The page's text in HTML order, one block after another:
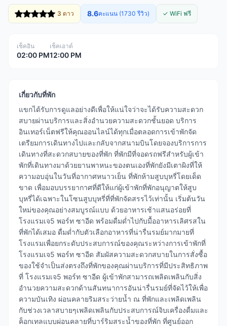
3 ดาว 8.6คะแนน (1730 รีวิว) ✓ WiFi ฟรี
เช็คอิน
02:00 PM
เช็คเอาต์
12:00 PM
เกี่ยวกับที่พัก
แขกได้รับการดูแลอย่างดีเพื่อให้แน่ใจว่าจะได้รับความสะดวก
สบายผ่านบริการและสิ่งอำนวยความสะดวกชั้นยอด บริการ
อินเทอร์เน็ตฟรีให้คุณออนไลน์ได้ทุกเมื่อตลอดการเข้าพักจัด
เตรียมการเดินทางไปและกลับจากสนามบินโดยจองบริการการ
เดินทางที่สะดวกสบายของที่พัก ที่พักมีที่จอดรถฟรีสำหรับผู้เข้า
พักที่เดินทางมาด้วยยานพาหนะของตนเองที่พักยังมีเตาผิงที่ให้
ความอบอุ่นในวันที่อากาศหนาวเย็น ที่พักห้ามสูบบุหรี่โดยเด็ด
ขาด เพื่อมอบบรรยากาศที่ดีให้แก่ผู้เข้าพักที่พักอนุญาตให้สูบ
บุหรี่ได้เฉพาะในโซนสูบบุหรี่ที่ที่พักจัดสรรไว้เท่านั้น เริ่มต้นวัน
ใหม่ของคุณอย่างสมบูรณ์แบบ ด้วยอาหารเช้าแสนอร่อยที่
โรงแรมเจ5 พอร์ท ซาอีด พร้อมดื่มด่ำไปกับมื้ออาหารเลิศรสใน
ที่พักได้เสมอ ดื่มด่ำกับตัวเลือกอาหารที่น่ารื่นรมย์มากมายที่
โรงแรมเพื่อยกระดับประสบการณ์ของคุณระหว่างการเข้าพักที่
โรงแรมเจ5 พอร์ท ซาอีด สัมผัสความสะดวกสบายในการสั่งซื้อ
ของใช้จำเป็นส่งตรงถึงที่พักของคุณผ่านบริการที่มีประสิทธิภาพ
ที่ โรงแรมเจ5 พอร์ท ซาอีด ผู้เข้าพักสามารถเพลิดเพลินกับสิ่ง
อำนวยความสะดวกด้านสันทนาการอันน่ารื่นรมย์ที่จัดไว้ให้เพื่อ
ความบันเทิง ผ่อนคลายริมสระว่ายน้ำ ณ ที่พักและเพลิดเพลิน
กับช่วงเวลาสบายๆเพลิดเพลินกับประสบการณ์จิบเครื่องดื่มและ
ค็อกเทลแบบผ่อนคลายที่บาร์ริมสระน้ำของที่พัก ที่ศูนย์ออก